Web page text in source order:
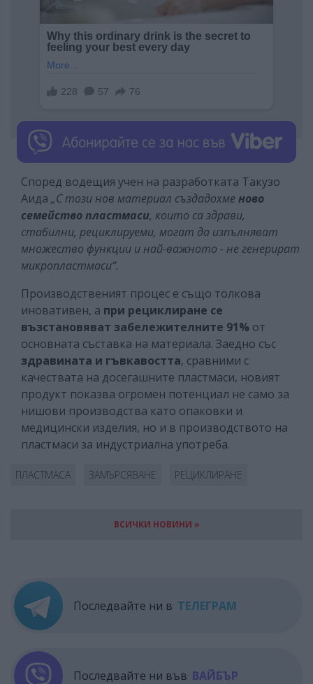
Според водещия учен на разработката Такузо
Аида „С този нов материал създадохме ново
семейство пластмаси, които са здрави,
стабилни, рециклируеми, могат да изпълняват
множество функции и най-важното - не генерират
микропластмаси“.
Производственият процес е също толкова
иновативен, а при рециклиране се
възстановяват забележителните 91% от
основната съставка на материала. Заедно със
здравината и гъвкавостта, сравними с
качествата на досегашните пластмаси, новият
продукт показва огромен потенциал не само за
нишови производства като опаковки и
медицински изделия, но и в производството на
пластмаси за индустриална употреба.
ПЛАСТМАСА ЗАМЪРСЯВАНЕ РЕЦИКЛИРАНЕ
ВСИЧКИ НОВИНИ »
Последвайте ни в ТЕЛЕГРАМ
Последвайте ни във ВАЙБЪР